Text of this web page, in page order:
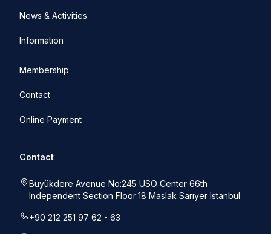
News & Activities
Information
Membership
Contact
Online Payment
Contact
Büyükdere Avenue No:245 USO Center 66th
Independent Section Floor:18 Maslak Sarıyer Istanbul
+90 212 251 97 62 - 63